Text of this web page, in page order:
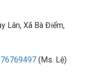
Lân, Xã Bà Điểm,
(Ms. Lệ)